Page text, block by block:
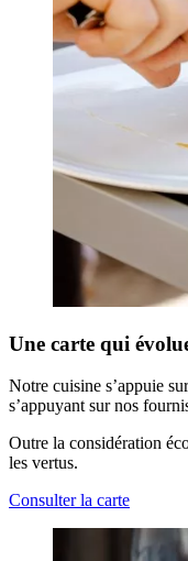
Une carte qui
Notre cuisine s’appuie
s’appuyant sur nos
Outre la considération
les vertus.
Consulter la carte